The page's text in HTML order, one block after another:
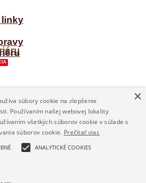
linky
alebo e-mailová adresa
×
súbory cookie na zlepšenie
Používaním našej webovej lokality
všetkých súborov cookie v súlade s
súborov cookie. Prečítať viac
ANALYTICKÉ COOKIES